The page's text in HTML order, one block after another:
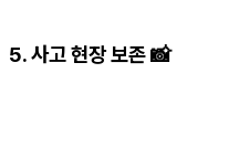
5. 사고 현장 보존 📸